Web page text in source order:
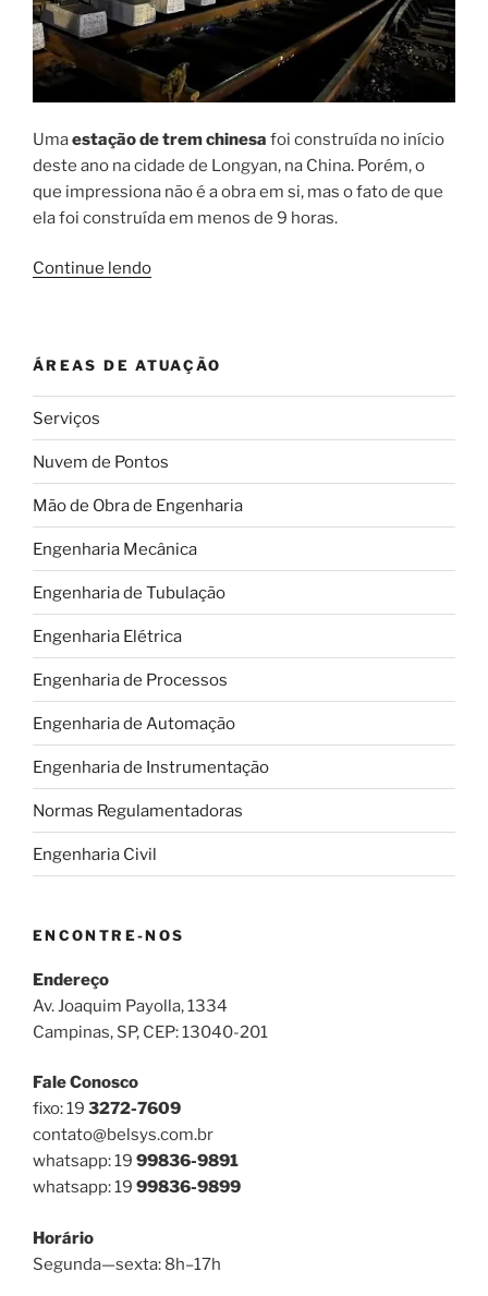
Umaestação de trem chinesa foi construída no início
deste ano na cidade de Longyan, na China. Porém, o
que impressiona não é a obra em si, mas o fato de que
ela foi construída em menos de 9 horas.
Continue lendo“Incrível:
chinesa
construída
9
horas!”
ÁREAS DE ATUAÇÃO
Serviços
Nuvem de Pontos
Mão de Obra de Engenharia
Engenharia Mecânica
Engenharia de Tubulação
Engenharia Elétrica
Engenharia de Processos
Engenharia de Automação
Engenharia de Instrumentação
Normas Regulamentadoras
Engenharia Civil
ENCONTRE-NOS
Endereço
Av. Joaquim Payolla, 1334
Campinas, SP, CEP: 13040-201
Fale Conosco
fixo: 19 3272-7609
contato@belsys.com.br
whatsapp: 19 99836-9891
whatsapp: 19 99836-9899
Horário
Segunda—sexta: 8h–17h